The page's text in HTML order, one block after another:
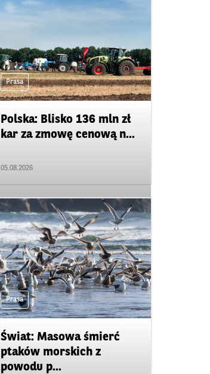
Prasa
Polska: Blisko 136 mln zł
kar za zmowę cenową n...
05.08.2026
Prasa
Świat: Masowa śmierć
ptaków morskich z
powodu p...